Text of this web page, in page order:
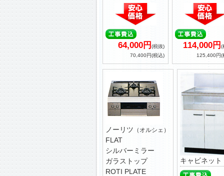
64,000円 (税抜)
70,400円(税込)
114,000円 (
125,400円(
ノーリツ （オルシェ）
FLAT
シルバーミラー
ガラストップ
ROTI PLATE
キャビネット